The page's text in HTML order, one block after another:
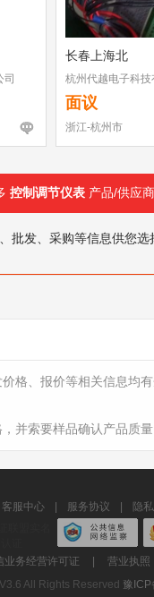
司
长春上海北
杭州代越电子科技
面议
浙江-杭州市
控制调节仪表 产品/供应商
批发、采购等信息供您
格、报价等相关信息均
并索要样品确认产品质
客服中心 服务协议 隐
业务经营许可证
营业执照
All Rights Reserved 豫